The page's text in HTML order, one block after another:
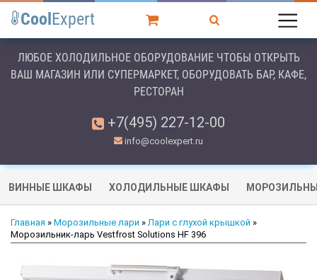
Cool Expert
ЛЮБОЕ ХОЛОДИЛЬНОЕ ОБОРУДОВАНИЕ ЧТОБЫ ОТКРЫТЬ
ВАШ МАГАЗИН ИЛИ СУПЕРМАРКЕТ, ОБОРУДОВАТЬ БАР, КАФЕ,
РЕСТОРАН
+7(495) 227-12-00
info@coolexpert.ru
ВИННЫЕ ШКАФЫ ХОЛОДИЛЬНЫЕ ШКАФЫ
Главная » Морозильные лари » Лари с глухой крышкой »
Морозильник-ларь Vestfrost Solutions HF 396